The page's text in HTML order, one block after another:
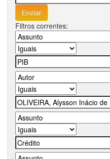
Filtros correntes: